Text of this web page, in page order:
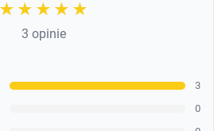
☆☆☆☆☆
★★★★★
3 opinie
3
0